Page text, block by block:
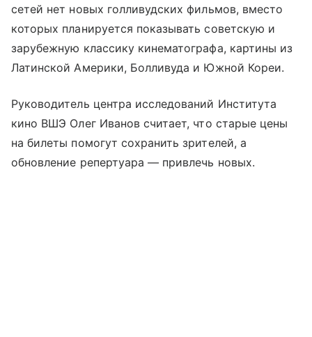
сетей нет новых голливудских фильмов, вместо
которых планируется показывать советскую и
зарубежную классику кинематографа, картины из
Латинской Америки, Болливуда и Южной Кореи.
Руководитель центра исследований Института
кино ВШЭ Олег Иванов считает, что старые цены
на билеты помогут сохранить зрителей, а
обновление репертуара — привлечь новых.